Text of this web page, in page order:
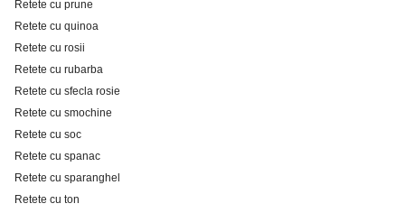
Retete cu prune
Retete cu quinoa
Retete cu rosii
Retete cu rubarba
Retete cu sfecla rosie
Retete cu smochine
Retete cu soc
Retete cu spanac
Retete cu sparanghel
Retete cu ton